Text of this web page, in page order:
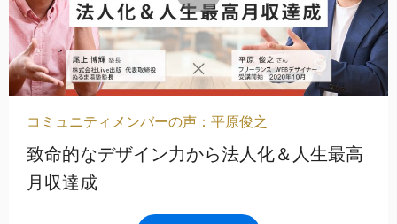
コミュニティメンバーの声：平原俊之
致命的なデザイン力から法人化＆人生最高
月収達成